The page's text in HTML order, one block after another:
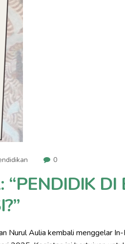
0
DI
Nurul Aulia kembali menggelar